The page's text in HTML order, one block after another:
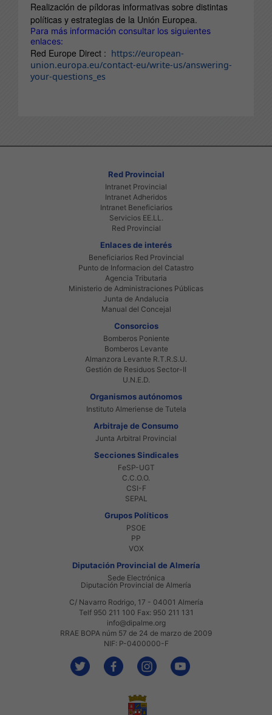
Realización de píldoras informativas sobre distintas
políticas y estrategias de la Unión Europea.
Para más información consultar los siguientes
enlaces:
Red Europe Direct : https://european-
union.europa.eu/contact-eu/write-us/answering-
your-questions_es
Red Provincial
Intranet Provincial
Intranet Adheridos
Intranet Beneficiarios
Servicios EE.LL.
Red Provincial
Enlaces de interés
Beneficiarios Red Provincial
Punto de Informacion del Catastro
Agencia Tributaria
Ministerio de Administraciones Públicas
Junta de Andalucia
Manual del Concejal
Consorcios
Bomberos Poniente
Bomberos Levante
Almanzora Levante R.T.R.S.U.
Gestión de Residuos Sector-II
U.N.E.D.
Organismos autónomos
Instituto Almeriense de Tutela
Arbitraje de Consumo
Junta Arbitral Provincial
Secciones Sindicales
FeSP-UGT
C.C.O.O.
CSI-F
SEPAL
Grupos Políticos
PSOE
PP
VOX
Diputación Provincial de Almería
Sede Electrónica
Diputación Provincial de Almería
C/ Navarro Rodrigo, 17 - 04001 Almería
Telf 950 211 100 Fax: 950 211 131
info@dipalme.org
RRAE BOPA núm 57 de 24 de marzo de 2009
NIF: P-0400000-F